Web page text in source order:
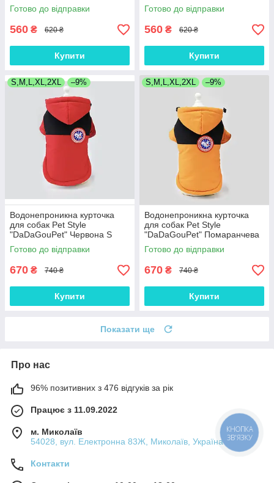
Готово до відправки
560 ₴ 620 ₴
Купити
Готово до відправки
560 ₴ 620 ₴
Купити
S,M,L,XL,2XL –9%
Водонепроникна курточка
для собак Pet Style
"DaDaGouPet" Червона S
Готово до відправки
670 ₴ 740 ₴
Купити
S,M,L,XL,2XL –9%
Водонепроникна курточка
для собак Pet Style
"DaDaGouPet" Помаранчева
S
Готово до відправки
670 ₴ 740 ₴
Купити
Показати ще
Про нас
96% позитивних з 476 відгуків за рік
Працює з 11.09.2022
м. Миколаїв
54028, вул. Електронна 83Ж, Миколаїв, Україна
Контакти
КНОПКА
ЗВ'ЯЗКУ